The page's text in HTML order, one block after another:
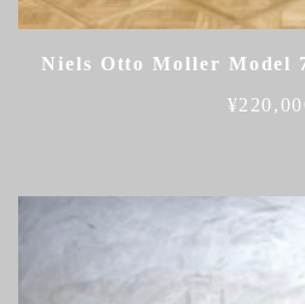
Niels Otto Moller Model
¥